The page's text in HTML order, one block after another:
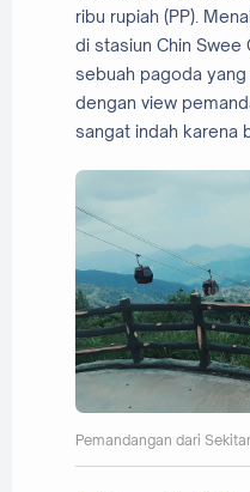
ribu rupiah (PP).
di stasiun Chin
sebuah pagoda
dengan view
sangat indah karena
Pemandangan dari